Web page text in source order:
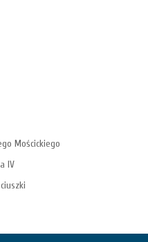
Mościckiego
IV